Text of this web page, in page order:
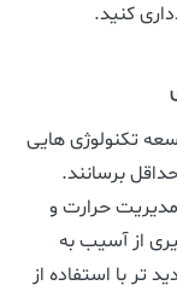
کنید.
تکنولوژی هایی
برسانند.
حرارت و
از آسیب به
تر با استفاده از